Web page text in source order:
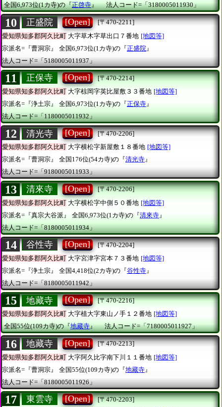
全国6,973位(1カ寺)の『正啓寺』 法人コード=「3180005011930」
10 正盛院 [Open]
[〒470-2211]
愛知県知多郡阿久比町 大字草木字草出口７番地 [地図等]
宗派名=『曹洞宗』
全国6,973位(1カ寺)の『正盛院 』
法人コード=「5180005011937」
11 正保寺 [Open]
[〒470-2214]
愛知県知多郡阿久比町 大字椋岡字英比屋敷３３番地 [地図等]
宗派名=『浄土宗』
全国6,973位(1カ寺)の『正保寺 』
法人コード=「1180005011932」
12 清光寺 [Open]
[〒470-2206]
愛知県知多郡阿久比町 大字横松字新屋敷１８番地 [地図等]
宗派名=『曹洞宗』
全国176位(54カ寺)の『清光寺』
法人コード=「9180005011933」
13 清來寺 [Open]
[〒470-2206]
愛知県知多郡阿久比町 大字横松字中側５０番地 [地図等]
宗派名=『真宗大谷派』
全国6,973位(1カ寺)の『清來寺 』
法人コード=「8180005011934」
14 谷性寺 [Open]
[〒470-2204]
愛知県知多郡阿久比町 大字宮津字宮本７３番地 [地図等]
宗派名=『浄土宗』
全国4,418位(2カ寺)の『谷性寺 』
法人コード=「8180005011942」
15 地藏寺 [Open]
[〒470-2216]
愛知県知多郡阿久比町 大字植大字東山ノ手１２番地 [地図等]
全国55位(109カ寺)の『地藏寺』 法人コード=「7180005011927」
16 地藏寺 [Open]
[〒470-2213]
愛知県知多郡阿久比町 大字阿久比字南下川１１番地 [地図等]
宗派名=『曹洞宗』
全国55位(109カ寺)の『地藏寺 』
法人コード=「8180005011926」
17 東雲寺 [Open]
[〒470-2203]